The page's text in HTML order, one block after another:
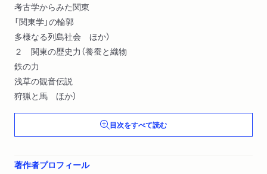
考古学からみた関東
「関東学」の輪郭
多様なる列島社会 ほか）
２ 関東の歴史力（養蚕と織物
鉄の力
浅草の観音伝説
狩猟と馬 ほか）
目次をすべて読む
著作者プロフィール